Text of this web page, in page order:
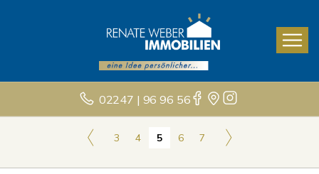
02247 | 96 96 56
3 4 5 6 7